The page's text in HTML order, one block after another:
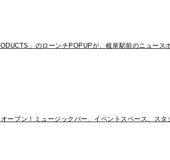
」のローンチPOPUPが、岐阜駅前のニュース
プン！ミュージックバー、イベントスペース、ス